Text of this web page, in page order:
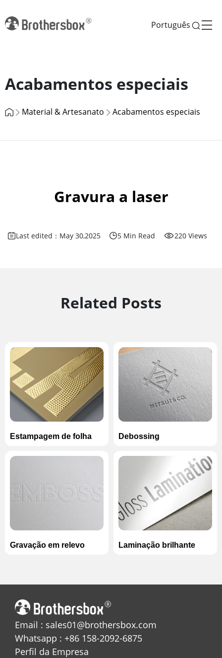
Português
Acabamentos especiais
Material & Artesanato Acabamentos especiais
Gravura a laser
Last edited：May 30,2025 5 Min Read 220 Views
Related Posts
Estampagem de folha Debossing
Gravação em relevo Laminação brilhante
Email : sales01@brothersbox.com
Whatsapp : +86 158-2092-6875
Perfil da Empresa